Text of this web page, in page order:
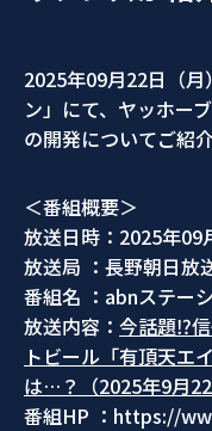
2025年09月22日（
ン」にて、ヤッホー
の開発についてご紹
＜番組概要＞
放送日時：2025年09
放送局 ：長野朝日放
番組名 ：abnステー
放送内容： 今話題⁉
トビール「有頂天エ
は…？（2025年9月22
番組HP ：https://